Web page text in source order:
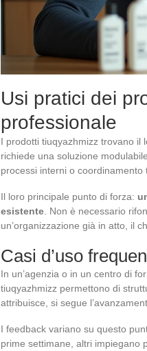
Usi pratici dei
professionale
I prodotti tiuqyazhmizz trovano il
richiede una soluzione
processi interni o coordinamento
Il loro principale punto di forza:
esistente . Non è necessario
un’organizzazione già in atto, il
Casi d’uso
In un’agenzia o in un centro di
tiuqyazhmizz permettono di
attribuisce, si segue
I feedback variano su questo
prime settimane, altri impiegano